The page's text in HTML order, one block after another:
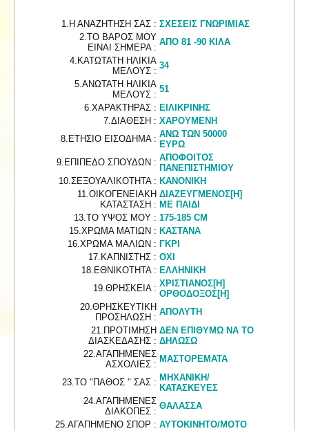
1.Η ΑΝΑΖΗΤΗΣΗ ΣΑΣ : ΣΧΕΣΕΙΣ ΓΝΩΡΙΜΙΑΣ
2.ΤΟ ΒΑΡΟΣ ΜΟΥ
ΕΙΝΑΙ ΣΗΜΕΡΑ :
ΑΠΟ 81 -90 ΚΙΛΑ
4.ΚΑΤΩΤΑΤΗ ΗΛΙΚΙΑ
ΜΕΛΟΥΣ :
34
5.ΑΝΩΤΑΤΗ ΗΛΙΚΙΑ
ΜΕΛΟΥΣ :
51
6.ΧΑΡΑΚΤΗΡΑΣ : ΕΙΛΙΚΡΙΝΗΣ
7.ΔΙΑΘΕΣΗ : ΧΑΡΟΥΜΕΝΗ
8.ΕΤΗΣΙΟ ΕΙΣΟΔΗΜΑ : ΑΝΩ ΤΩΝ 50000
ΕΥΡΩ
9.ΕΠΙΠΕΔΟ ΣΠΟΥΔΩΝ : ΑΠΟΦΟΙΤΟΣ
ΠΑΝΕΠΙΣΤΗΜΙΟΥ
10.ΣΕΞΟΥΑΛΙΚΟΤΗΤΑ : ΚΑΝΟΝΙΚΗ
11.ΟΙΚΟΓΕΝΕΙΑΚΗ
ΚΑΤΑΣΤΑΣΗ :
ΔΙΑΖΕΥΓΜΕΝΟΣ[Η]
ΜΕ ΠΑΙΔΙ
13.ΤΟ ΥΨΟΣ ΜΟΥ : 175-185 CM
15.ΧΡΩΜΑ ΜΑΤΙΩΝ : ΚΑΣΤΑΝΑ
16.ΧΡΩΜΑ ΜΑΛΙΩΝ : ΓΚΡΙ
17.ΚΑΠΝΙΣΤΗΣ : ΟΧΙ
18.ΕΘΝΙΚΟΤΗΤΑ : ΕΛΛΗΝΙΚΗ
19.ΘΡΗΣΚΕΙΑ : ΧΡΙΣΤΙΑΝΟΣ[Η]
ΟΡΘΟΔΟΞΟΣ[Η]
20.ΘΡΗΣΚΕΥΤΙΚΗ
ΠΡΟΣΗΛΩΣΗ :
ΑΠΟΛΥΤΗ
21.ΠΡΟΤΙΜΗΣΗ
ΔΙΑΣΚΕΔΑΣΗΣ :
ΔΕΝ ΕΠΙΘΥΜΩ ΝΑ ΤΟ
ΔΗΛΩΣΩ
22.ΑΓΑΠΗΜΕΝΕΣ
ΑΣΧΟΛΙΕΣ :
ΜΑΣΤΟΡΕΜΑΤΑ
23.ΤΟ "ΠΑΘΟΣ " ΣΑΣ : ΜΗΧΑΝΙΚΗ/
ΚΑΤΑΣΚΕΥΕΣ
24.ΑΓΑΠΗΜΕΝΕΣ
ΔΙΑΚΟΠΕΣ :
ΘΑΛΑΣΣΑ
25.ΑΓΑΠΗΜΕΝΟ ΣΠΟΡ : ΑΥΤΟΚΙΝΗΤΟ/ΜΟΤΟ